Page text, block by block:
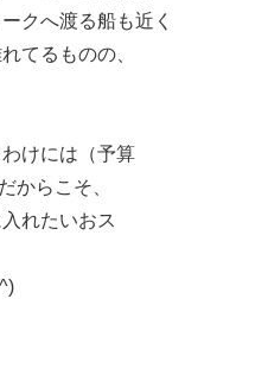
クへ渡る船も近く
てるものの、
けには（予算
からこそ、
れたいおス